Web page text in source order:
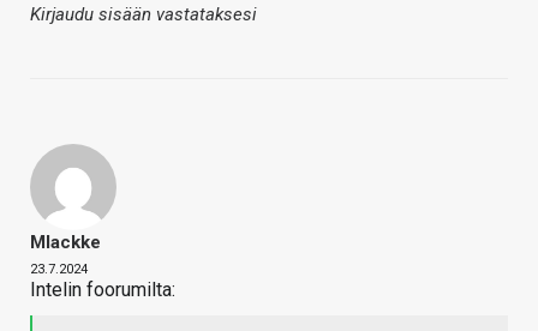
Kirjaudu sisään vastataksesi
Mlackke
23.7.2024
Intelin foorumilta: